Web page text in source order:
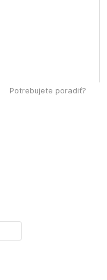
Potrebujete poradiť?